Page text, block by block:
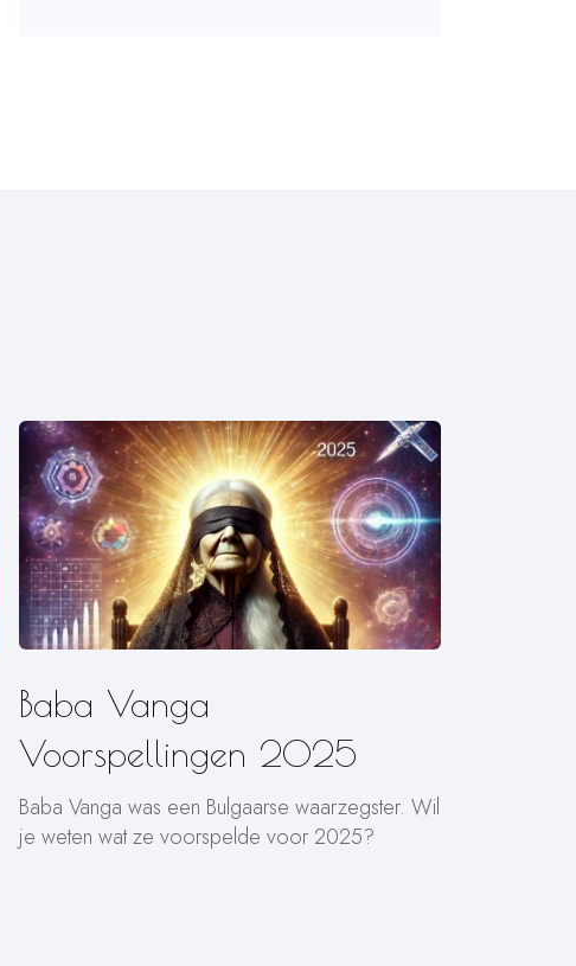
Baba Vanga
Voorspellingen 2025
Baba Vanga was een Bulgaarse waarzegster. Wil
je weten wat ze voorspelde voor 2025?